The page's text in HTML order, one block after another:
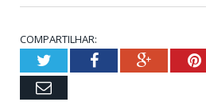
COMPARTILHAR:
TwitterFacebookGoogle+
Email